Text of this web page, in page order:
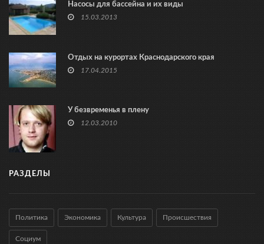
Насосы для бассейна и их виды
15.03.2013
Отдых на курортах Краснодарского края
17.04.2015
У безвременья в плену
12.03.2010
РАЗДЕЛЫ
Политика Экономика Культура Происшествия
Социум